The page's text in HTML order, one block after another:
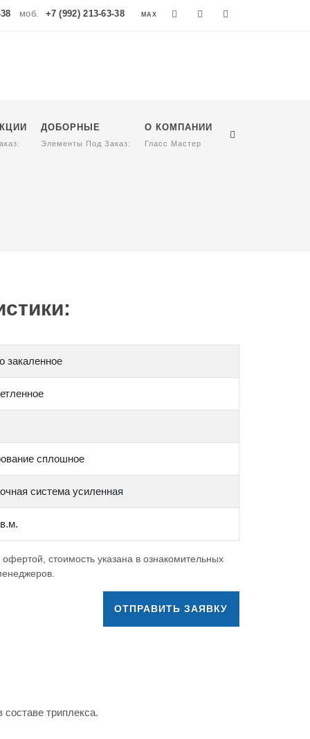
моб. +7 (992) 213-63-38 MAX
ДОБОРНЫЕ
Элементы Под Заказ:
О КОМПАНИИ
Гласс Мастер
закаленное
сплошное
система усиленная
стоимость указана в ознакомительных
ОТПРАВИТЬ ЗАЯВКУ
триплекса.